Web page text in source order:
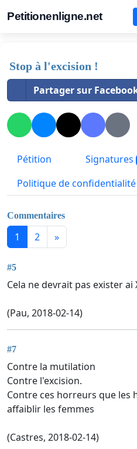
Petitionenligne.net
Stop à l'excision !
Partager sur
Pétition Signatures
Politique de confidentialité
Commentaires
1 2 »
#5
Cela ne devrait pas exister ai
(Pau, 2018-02-14)
#7
Contre la mutilation
Contre l'excision.
Contre ces horreurs que
affaiblir les femmes
(Castres, 2018-02-14)